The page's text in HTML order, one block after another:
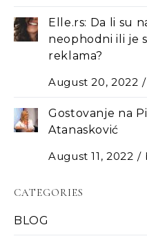
Elle.rs: Da li su
neophodni ili je
reklama?
August 20, 2022
Gostovanje na
Atanasković
August 11, 2022
CATEGORIES
BLOG